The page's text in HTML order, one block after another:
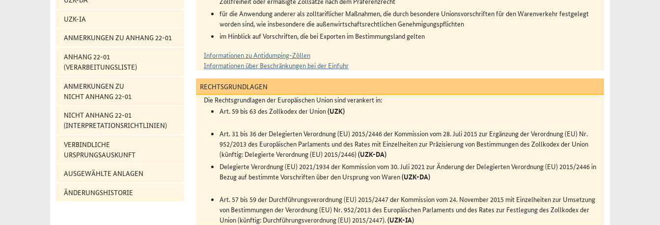
UZK-IA
ANMERKUNGEN ZU ANHANG 22-01
ANHANG 22-01
(VERARBEITUNGSLISTE)
ANMERKUNGEN ZU
NICHT ANHANG 22-01
NICHT ANHANG 22-01
(INTERPRETATIONSRICHTLINIEN)
VERBINDLICHE
URSPRUNGSAUSKUNFT
AUSGEWÄHLTE ANLAGEN
ÄNDERUNGSHISTORIE
für die Anwendung anderer als zolltariflicher Maßnahmen, die durch besondere Unionsvorschriften für den Warenverkehr festgelegt
worden sind, wie insbesondere die außenwirtschaftsrechtlichen Genehmigungspflichten
im Hinblick auf Vorschriften, die bei Exporten im Bestimmungsland gelten
Informationen zu Antidumping-Zöllen
Informationen über Beschränkungen bei der Einfuhr
RECHTSGRUNDLAGEN
Die Rechtsgrundlagen der Europäischen Union sind verankert in:
Art. 59 bis 63 des Zollkodex der Union(UZK)
Art. 31 bis 36 der Delegierten Verordnung (EU) 2015/2446 der Kommission vom 28. Juli 2015 zur Ergänzung der Verordnung (EU) Nr.
952/2013 des Europäischen Parlaments und des Rates mit Einzelheiten zur Präzisierung von Bestimmungen des Zollkodex der Union
(künftig: Delegierte Verordnung (EU) 2015/2446) (UZK-DA)
Delegierte Verordnung (EU) 2021/1934 der Kommission vom 30. Juli 2021 zur Änderung der Delegierten Verordnung (EU) 2015/2446 in
Bezug auf bestimmte Vorschriften über den Ursprung von Waren(UZK-DA)
Art. 57 bis 59 der Durchführungsverordnung (EU) 2015/2447 der Kommission vom 24. November 2015 mit Einzelheiten zur Umsetzung
von Bestimmungen der Verordnung (EU) Nr. 952/2013 des Europäischen Parlaments und des Rates zur Festlegung des Zollkodex der
Union (künftig: Durchführungsverordnung (EU) 2015/2447).(UZK-IA)